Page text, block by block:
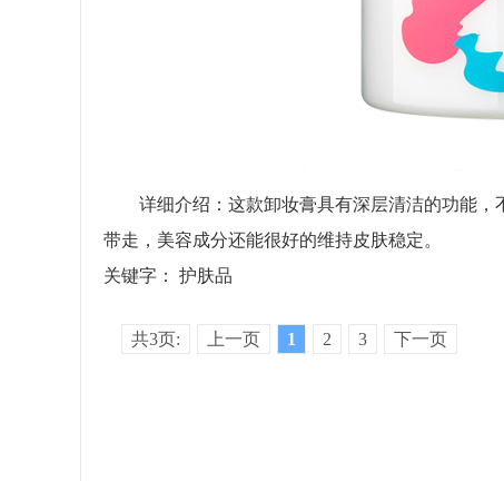
详细介绍：这款卸妆膏具有深层清洁的功能，
带走，美容成分还能很好的维持皮肤稳定。
关键字： 护肤品
共3页: 上一页 1 2 3 下一页